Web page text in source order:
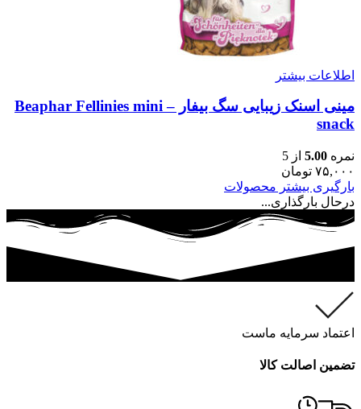
اطلاعات بیشتر
مینی اسنک زیبایی سگ بیفار – Beaphar Fellinies mini
snack
نمره 5.00 از 5
۷۵,۰۰۰ تومان
بارگیری بیشتر محصولات
درحال بارگذاری...
اعتماد سرمایه ماست
تضمین اصالت کالا